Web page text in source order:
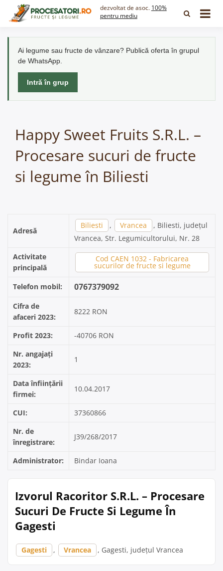
dezvoltat de asoc. 100%
pentru mediu
Ai legume sau fructe de vânzare? Publică oferta în grupul
de WhatsApp.
Intră în grup
Happy Sweet Fruits S.R.L. –
Procesare sucuri de fructe
si legume în Biliesti
Adresă
Biliesti , Vrancea
, Biliesti, județul
Vrancea, Str. Legumicultorului, Nr. 28
Activitate
principală
Cod CAEN 1032 - Fabricarea
sucurilor de fructe si legume
Telefon mobil: 0767379092
Cifra de
afaceri 2023:
8222 RON
Profit 2023:
-40706 RON
Nr. angajați
2023:
1
Data înființării
firmei:
10.04.2017
CUI:
37360866
Nr. de
înregistrare:
J39/268/2017
Administrator: Bindar Ioana
Izvorul Racoritor S.R.L. – Procesare
Sucuri De Fructe Si Legume În
Gagesti
Gagesti , Vrancea , Gagesti, județul Vrancea